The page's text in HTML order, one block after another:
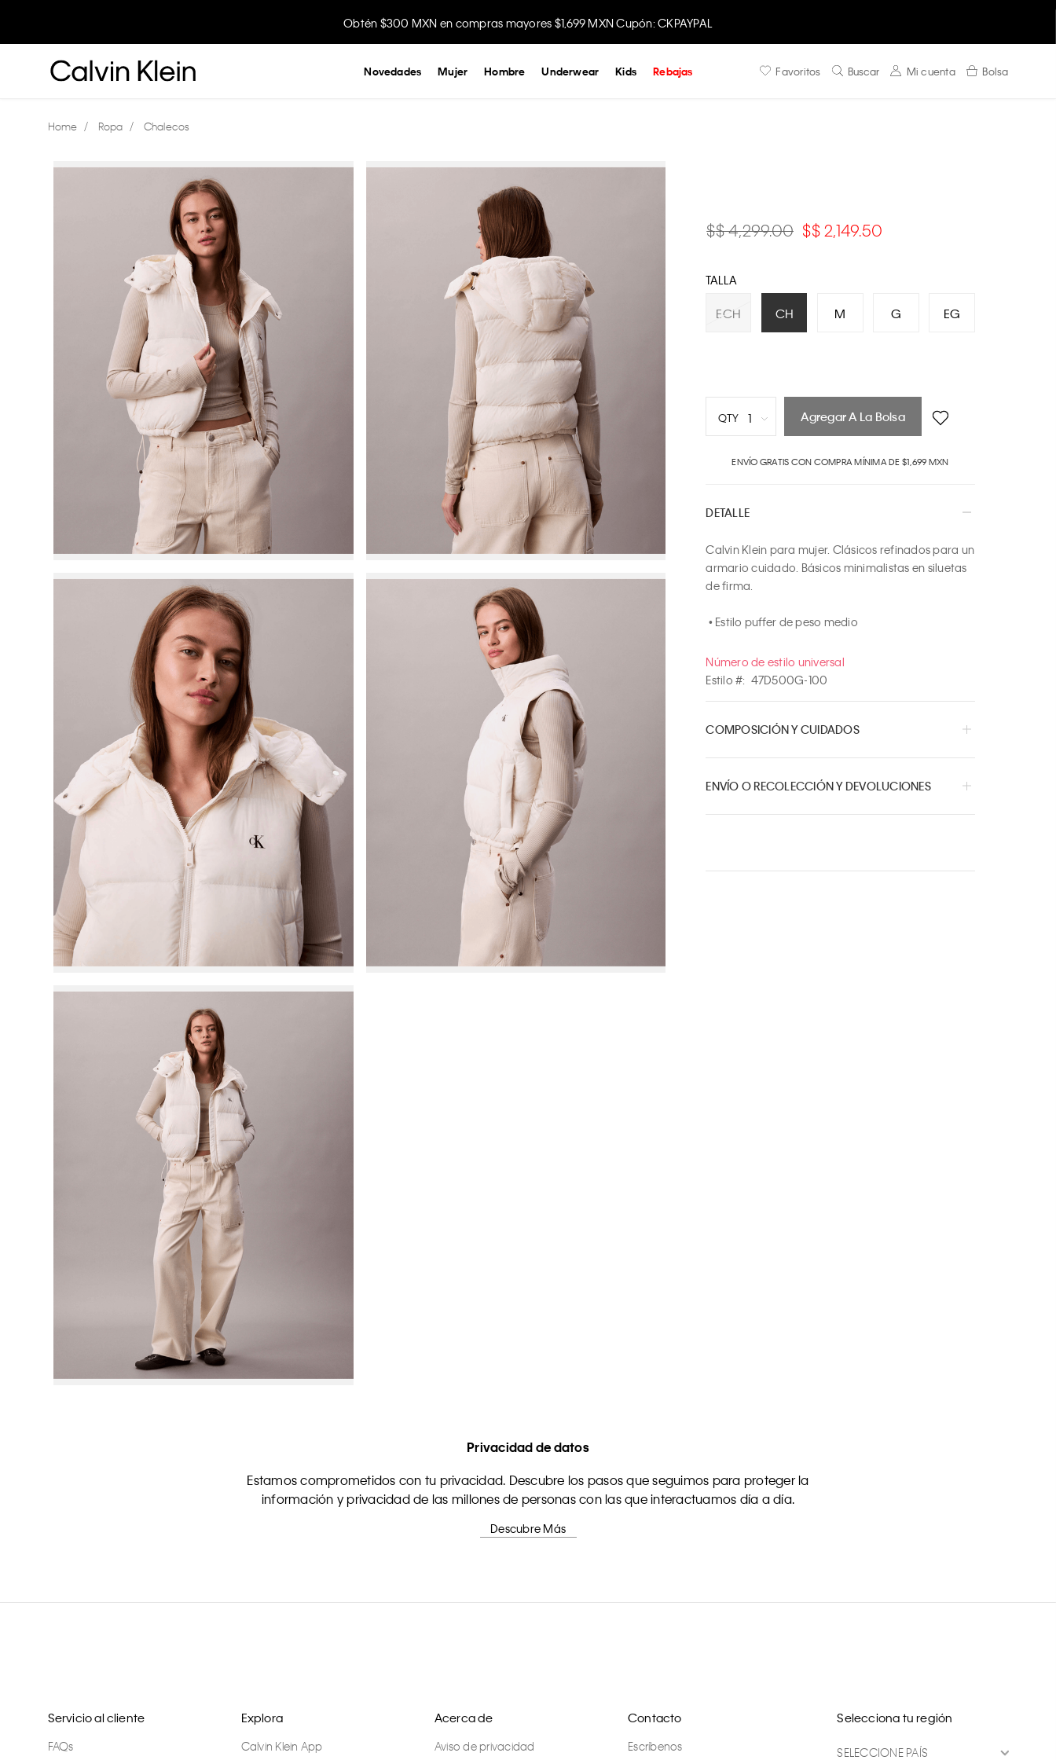
Obtén $300 MXN en compras mayores $1,699 MXN Cupón: CKPAYPAL
Disfruta envío gratis comprando en la app.
Favoritos Buscar Mi cuenta Bolsa
Novedades Mujer Hombre Underwear Kids Rebajas
Ropa Chalecos
$ 4,299.00 $ 2,149.50
TALLA
ECH CH M G EG
QTY 1
6
7
8
10
Agregar A La Bolsa
ENVÍO GRATIS CON COMPRA MÍNIMA DE $1,699 MXN
DETALLE
Calvin Klein para mujer. Clásicos refinados para un
armario cuidado. Básicos minimalistas en siluetas
de firma.
• Estilo puffer de peso medio
Número de estilo universal
Estilo #: 47D500G-100
COMPOSICIÓN Y CUIDADOS
ENVÍO O RECOLECCIÓN Y DEVOLUCIONES
Privacidad de datos
Estamos comprometidos con tu privacidad. Descubre los pasos que seguimos para proteger la
información y privacidad de las millones de personas con las que interactuamos día a día.
Descubre Más
Servicio al cliente
FAQs
Explora
Calvin Klein App
Acerca de
Aviso de privacidad
Contacto
Escríbenos
Selecciona tu región
SELECCIONE PAÍS